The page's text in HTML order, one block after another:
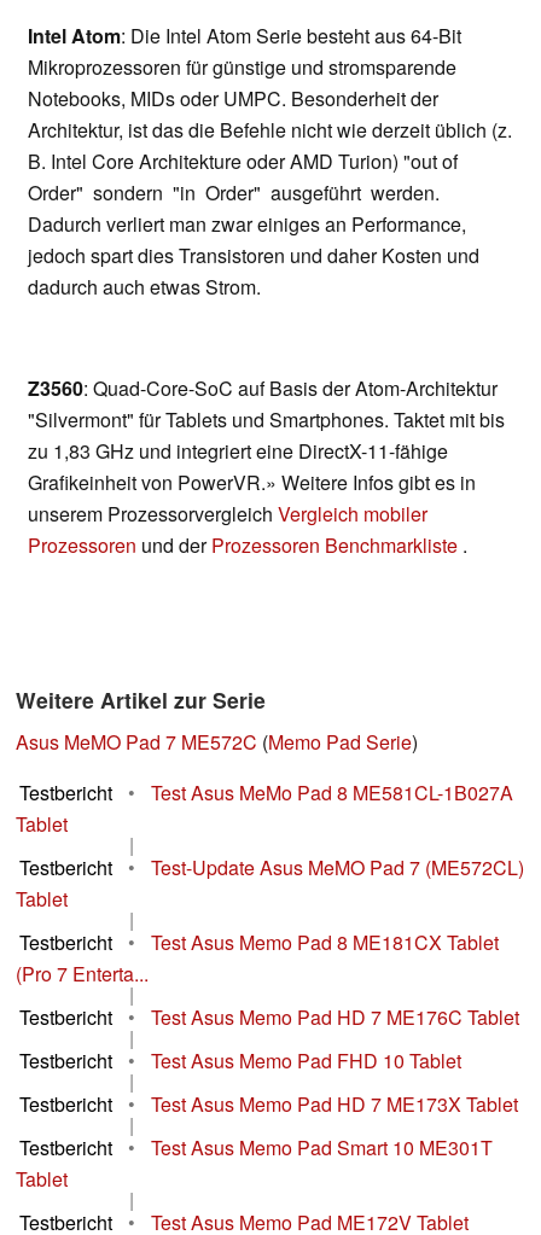
Intel Atom: Die Intel Atom Serie besteht aus 64-Bit
Mikroprozessoren für günstige und stromsparende
Notebooks, MIDs oder UMPC. Besonderheit der
Architektur, ist das die Befehle nicht wie derzeit üblich (z.
B. Intel Core Architekture oder AMD Turion) "out of
Order" sondern "in Order" ausgeführt werden.
Dadurch verliert man zwar einiges an Performance,
jedoch spart dies Transistoren und daher Kosten und
dadurch auch etwas Strom.
Z3560: Quad-Core-SoC auf Basis der Atom-Architektur
"Silvermont" für Tablets und Smartphones. Taktet mit bis
zu 1,83 GHz und integriert eine DirectX-11-fähige
Grafikeinheit von PowerVR.» Weitere Infos gibt es in
unserem Prozessorvergleich Vergleich mobiler
Prozessoren und derProzessoren Benchmarkliste .
Weitere Artikel zur Serie
Asus MeMO Pad 7 ME572C (Memo Pad Serie)
Testbericht
•
Test Asus MeMo Pad 8 ME581CL-1B027A
Tablet
|
Testbericht
•
Test-Update Asus MeMO Pad 7 (ME572CL)
Tablet
|
Testbericht
•
Test Asus Memo Pad 8 ME181CX Tablet
(Pro 7 Enterta...
|
Testbericht
• Test Asus Memo Pad HD 7 ME176C Tablet
|
Testbericht
• Test Asus Memo Pad FHD 10 Tablet
|
Testbericht
• Test Asus Memo Pad HD 7 ME173X Tablet
|
Testbericht
•
Test Asus Memo Pad Smart 10 ME301T
Tablet
|
Testbericht
• Test Asus Memo Pad ME172V Tablet